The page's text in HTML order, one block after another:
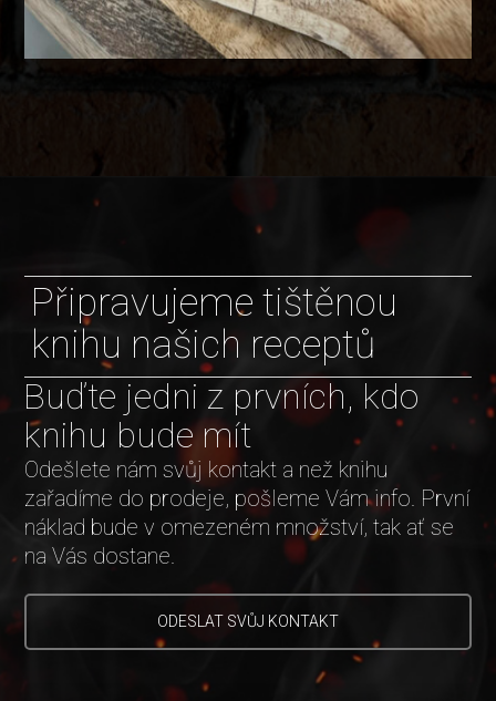
Připravujeme tištěnou
knihu našich receptů
Buďte jedni z prvních, kdo
knihu bude mít
Odešlete nám svůj kontakt a než knihu
zařadíme do prodeje, pošleme Vám info. První
náklad bude v omezeném množství, tak ať se
na Vás dostane.
ODESLAT SVŮJ KONTAKT